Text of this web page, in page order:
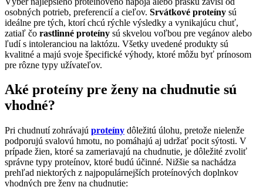
osobných potrieb, preferencií a cieľov. Srvátkové proteíny sú
ideálne pre tých, ktorí chcú rýchle výsledky a vynikajúcu chuť,
zatiaľ čo rastlinné proteíny sú skvelou voľbou pre vegánov alebo
ľudí s intoleranciou na laktózu. Všetky uvedené produkty sú
kvalitné a majú svoje špecifické výhody, ktoré môžu byť prínosom
pre rôzne typy užívateľov.
Aké proteíny pre ženy na chudnutie sú
vhodné?
Pri chudnutí zohrávajú proteíny dôležitú úlohu, pretože nielenže
podporujú svalovú hmotu, no pomáhajú aj udržať pocit sýtosti. V
prípade žien, ktoré sa zameriavajú na chudnutie, je dôležité zvoliť
správne typy proteínov, ktoré budú účinné. Nižšie sa nachádza
prehľad niektorých z najpopulárnejších proteínových doplnkov
vhodných pre ženy na chudnutie: